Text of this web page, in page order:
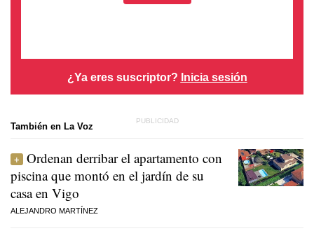
¿Ya eres suscriptor? Inicia sesión
También en La Voz
Ordenan derribar el apartamento con
piscina que montó en el jardín de su
casa en Vigo
ALEJANDRO MARTÍNEZ